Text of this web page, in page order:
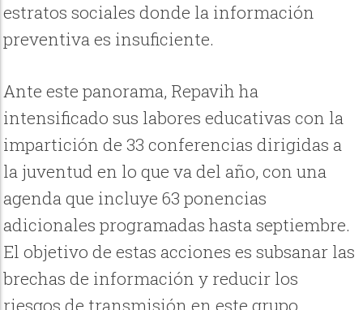
estratos sociales donde la información
preventiva es insuficiente.
Ante este panorama, Repavih ha
intensificado sus labores educativas con la
impartición de 33 conferencias dirigidas a
la juventud en lo que va del año, con una
agenda que incluye 63 ponencias
adicionales programadas hasta septiembre.
El objetivo de estas acciones es subsanar las
brechas de información y reducir los
riesgos de transmisión en este grupo